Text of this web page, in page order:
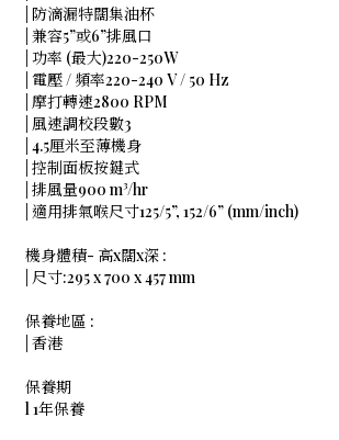
| 防滴漏特闊集油杯
| 兼容5”或6”排風口
| 功率 (最大)220-250W
| 電壓 / 頻率220-240 V / 50 Hz
| 摩打轉速2800 RPM
| 風速調校段數3
| 4.5厘米至薄機身
| 控制面板按鍵式
| 排風量900 m³/hr
| 適用排氣喉尺寸125/5”, 152/6” (mm/inch)
機身體積- 高x闊x深 :
| 尺寸:295 x 700 x 457 mm
保養地區 :
| 香港
保養期
l 1年保養